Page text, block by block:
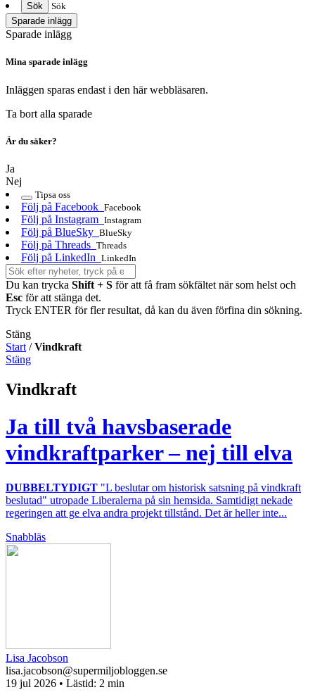
Sök
Sök
Sparade inlägg
Sparade inlägg
Mina sparade inlägg
Inläggen sparas endast i den här webbläsaren.
Ta bort alla sparade
Är du säker?
Ja
Nej
Tipsa oss
Följ på Facebook Facebook
Följ på Instagram Instagram
Följ på BlueSky BlueSky
Följ på Threads Threads
Följ på LinkedIn LinkedIn
Du kan trycka Shift + S för att få fram sökfältet när som helst och
Esc för att stänga det.
Tryck ENTER för fler resultat, då kan du även förfina din sökning.
Stäng
Start /Vindkraft
Stäng
Vindkraft
Ja till två havsbaserade
vindkraftparker – nej till elva
DUBBELTYDIGT "L beslutar om historisk satsning på vindkraft
beslutad" utropade Liberalerna på sin hemsida. Samtidigt nekade
regeringen att ge elva andra projekt tillstånd. Det är heller inte...
Snabbläs
Lisa Jacobson
lisa.jacobson@supermiljobloggen.se
19 jul 2026 • Lästid: 2 min